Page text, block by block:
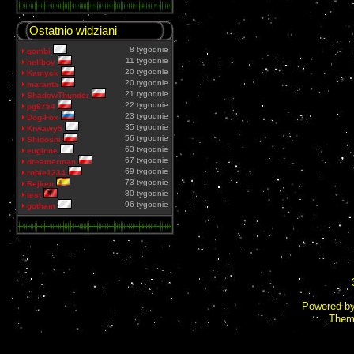
Ostatnio widziani
gombi
8 tygodnie
hellboy
11 tygodnie
Kamyck
20 tygodnie
maranta
20 tygodnie
ShadowThunder
21 tygodnie
pg6754
22 tygodnie
Dog-Fox
23 tygodnie
Krwawy5
35 tygodnie
Shidoshi
56 tygodnie
euginne
63 tygodnie
dreamerman
67 tygodnie
robie1234
69 tygodnie
Rejken
73 tygodnie
test
80 tygodnie
gotham
96 tygodnie
Powered